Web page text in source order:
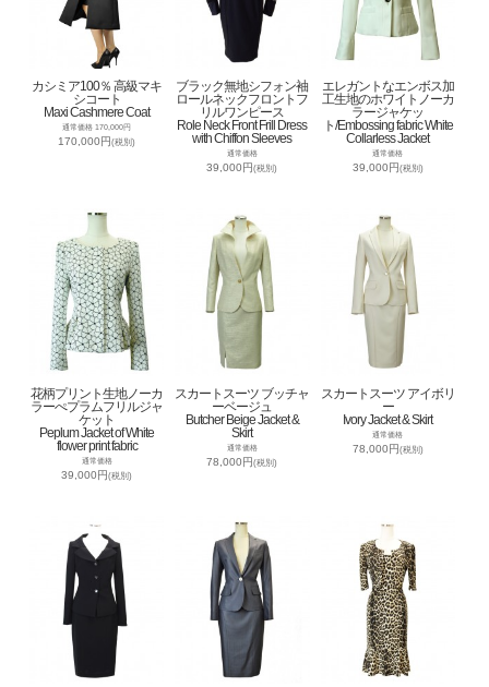
カシミア100％ 高級マキ
シコート
Maxi Cashmere Coat
通常価格 170,000円
170,000円(税別)
ブラック無地シフォン袖
ロールネックフロントフ
リルワンピース
Role Neck Front Frill Dress
with Chiffon Sleeves
通常価格
39,000円(税別)
エレガントなエンボス加
工生地のホワイトノーカ
ラージャケッ
ト/Embossing fabric White
Collarless Jacket
通常価格
39,000円(税別)
花柄プリント生地ノーカ
ラーぺプラムフリルジャ
ケット
Peplum Jacket of White
flower print fabric
通常価格
39,000円(税別)
スカートスーツ ブッチャ
ーベージュ
Butcher Beige Jacket &
Skirt
通常価格
78,000円(税別)
スカートスーツ アイボリ
ー
Ivory Jacket & Skirt
通常価格
78,000円(税別)